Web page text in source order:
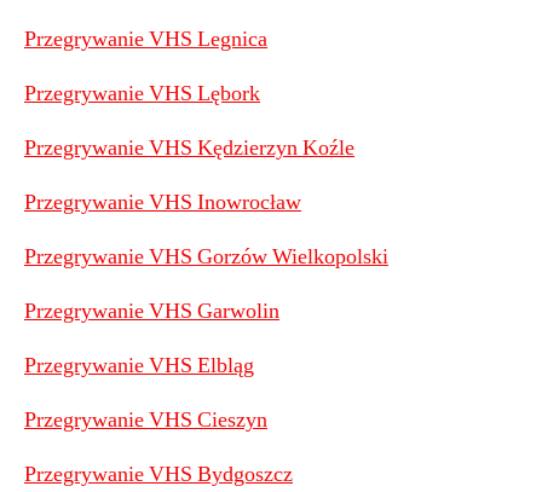
Przegrywanie VHS Legnica
Przegrywanie VHS Lębork
Przegrywanie VHS Kędzierzyn Koźle
Przegrywanie VHS Inowrocław
Przegrywanie VHS Gorzów Wielkopolski
Przegrywanie VHS Garwolin
Przegrywanie VHS Elbląg
Przegrywanie VHS Cieszyn
Przegrywanie VHS Bydgoszcz